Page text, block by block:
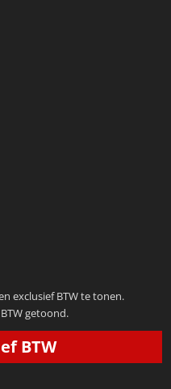
exclusief BTW te tonen.
getoond.
BTW